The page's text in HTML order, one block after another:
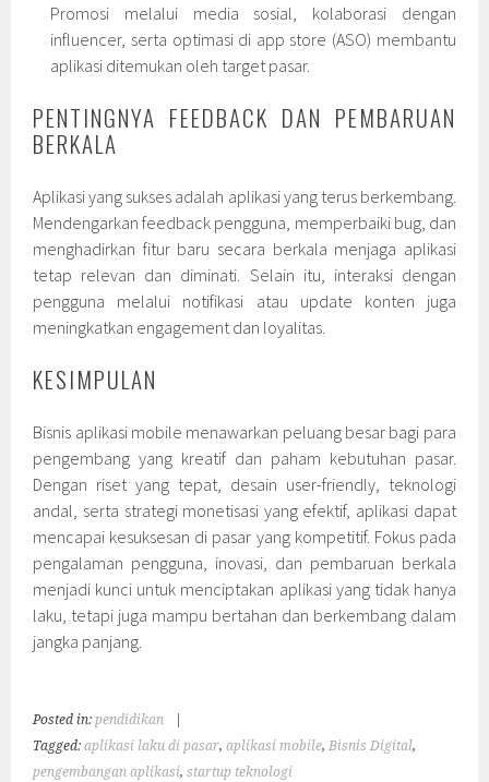
Promosi melalui media sosial, kolaborasi dengan
influencer, serta optimasi di app store (ASO) membantu
aplikasi ditemukan oleh target pasar.
PENTINGNYA FEEDBACK DAN PEMBARUAN
BERKALA
Aplikasi yang sukses adalah aplikasi yang terus berkembang.
Mendengarkan feedback pengguna, memperbaiki bug, dan
menghadirkan fitur baru secara berkala menjaga aplikasi
tetap relevan dan diminati. Selain itu, interaksi dengan
pengguna melalui notifikasi atau update konten juga
meningkatkan engagement dan loyalitas.
KESIMPULAN
Bisnis aplikasi mobile menawarkan peluang besar bagi para
pengembang yang kreatif dan paham kebutuhan pasar.
Dengan riset yang tepat, desain user-friendly, teknologi
andal, serta strategi monetisasi yang efektif, aplikasi dapat
mencapai kesuksesan di pasar yang kompetitif. Fokus pada
pengalaman pengguna, inovasi, dan pembaruan berkala
menjadi kunci untuk menciptakan aplikasi yang tidak hanya
laku, tetapi juga mampu bertahan dan berkembang dalam
jangka panjang.
Posted in:pendidikan
Tagged:aplikasi laku di pasar,aplikasi mobile,Bisnis Digital,
pengembangan aplikasi,startup teknologi